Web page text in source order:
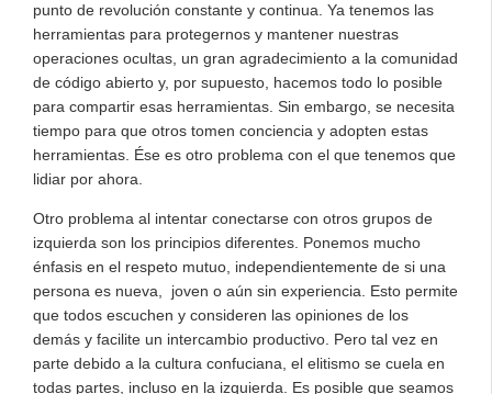
punto de revolución constante y continua. Ya tenemos las
herramientas para protegernos y mantener nuestras
operaciones ocultas, un gran agradecimiento a la comunidad
de código abierto y, por supuesto, hacemos todo lo posible
para compartir esas herramientas. Sin embargo, se necesita
tiempo para que otros tomen conciencia y adopten estas
herramientas. Ése es otro problema con el que tenemos que
lidiar por ahora.
Otro problema al intentar conectarse con otros grupos de
izquierda son los principios diferentes. Ponemos mucho
énfasis en el respeto mutuo, independientemente de si una
persona es nueva, joven o aún sin experiencia. Esto permite
que todos escuchen y consideren las opiniones de los
demás y facilite un intercambio productivo. Pero tal vez en
parte debido a la cultura confuciana, el elitismo se cuela en
todas partes, incluso en la izquierda. Es posible que seamos